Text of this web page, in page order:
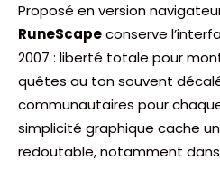
Proposé en version
RuneScapeconserve
2007 : liberté totale pour
quêtes au ton souvent
communautaires pour
simplicité graphique cache
redoutable, notamment